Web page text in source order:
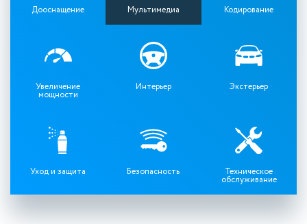
Дооснащение Мультимедиа Кодирование
Увеличение
мощности
Интерьер Экстерьер
Уход и защита Безопасность Техническое
обслуживание